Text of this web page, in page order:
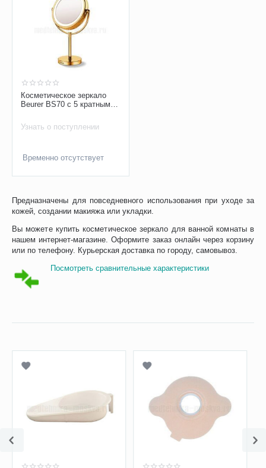
Предназначены для повседневного использования при уходе за
кожей, создании макияжа или укладки.
Вы можете купить косметическое зеркало для ванной комнаты в
нашем интернет-магазине. Оформите заказ онлайн через корзину
или по телефону. Курьерская доставка по городу, самовывоз.
Посмотреть сравнительные характеристики
Косметическое зеркало
Beurer BS70 c 5 кратным
Узнать о поступлении
Временно отсутствует